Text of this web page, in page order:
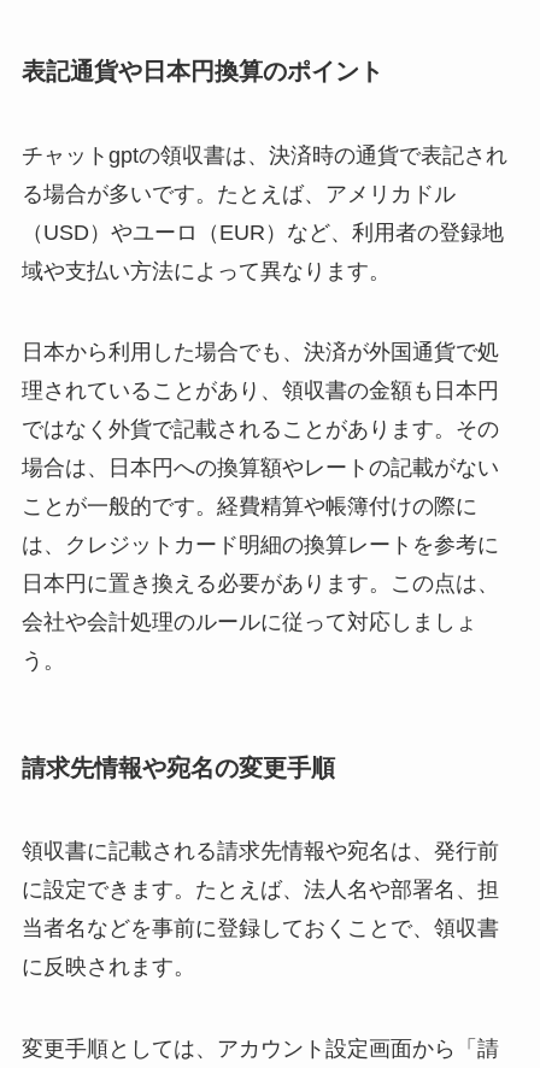
表記通貨や日本円換算のポイント
チャットgptの領収書は、決済時の通貨で表記され
る場合が多いです。たとえば、アメリカドル
（USD）やユーロ（EUR）など、利用者の登録地
域や支払い方法によって異なります。
日本から利用した場合でも、決済が外国通貨で処
理されていることがあり、領収書の金額も日本円
ではなく外貨で記載されることがあります。その
場合は、日本円への換算額やレートの記載がない
ことが一般的です。経費精算や帳簿付けの際に
は、クレジットカード明細の換算レートを参考に
日本円に置き換える必要があります。この点は、
会社や会計処理のルールに従って対応しましょ
う。
請求先情報や宛名の変更手順
領収書に記載される請求先情報や宛名は、発行前
に設定できます。たとえば、法人名や部署名、担
当者名などを事前に登録しておくことで、領収書
に反映されます。
変更手順としては、アカウント設定画面から「請